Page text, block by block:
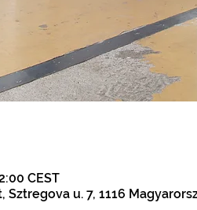
CEST
u. 7, 1116